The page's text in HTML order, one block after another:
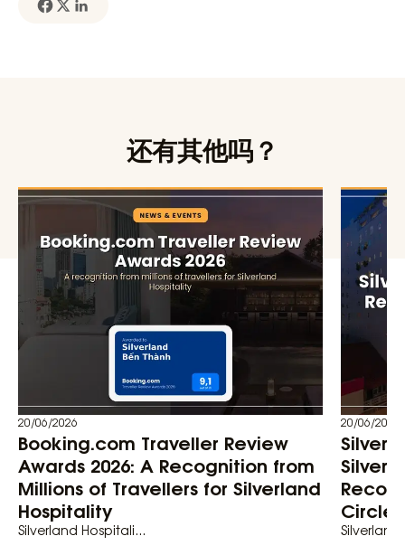
还有其他吗？
20/06/2026
Booking.com Traveller Review
Awards 2026: A Recognition from
Millions of Travellers for Silverland
Hospitality
Silverland Hospitali...
20/06/2026
Circle
Silverland